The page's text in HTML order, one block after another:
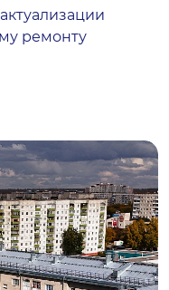
ремонту